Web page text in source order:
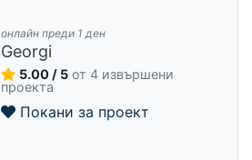
онлайн преди 1 ден
Georgi
5.00 / 5 от 4 извършени
проекта
Покани за проект